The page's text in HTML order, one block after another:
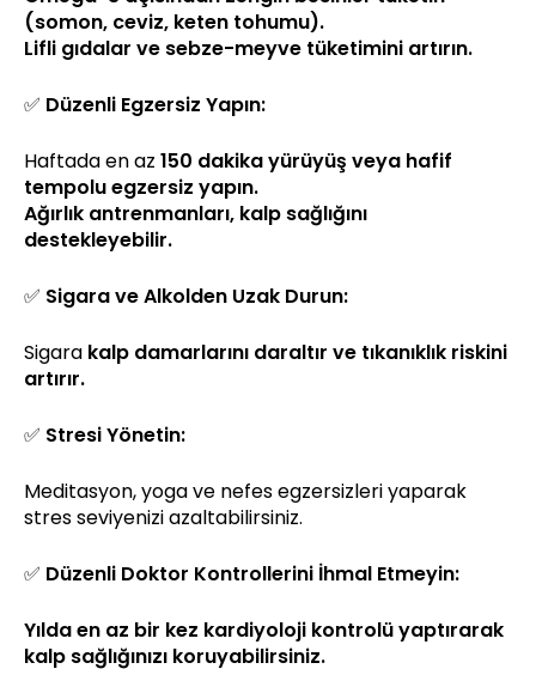
(somon, ceviz, keten tohumu).
Lifli gıdalar ve sebze-meyve tüketimini artırın.
✅ Düzenli Egzersiz Yapın:
Haftada en az 150 dakika yürüyüş veya hafif
tempolu egzersiz yapın.
Ağırlık antrenmanları, kalp sağlığını
destekleyebilir.
✅ Sigara ve Alkolden Uzak Durun:
Sigara kalp damarlarını daraltır ve tıkanıklık riskini
artırır.
✅ Stresi Yönetin:
Meditasyon, yoga ve nefes egzersizleri yaparak
stres seviyenizi azaltabilirsiniz.
✅ Düzenli Doktor Kontrollerini İhmal Etmeyin:
Yılda en az bir kez kardiyoloji kontrolü yaptırarak
kalp sağlığınızı koruyabilirsiniz.